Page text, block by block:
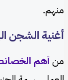
منهم.
أغنية الشجن
منأهم